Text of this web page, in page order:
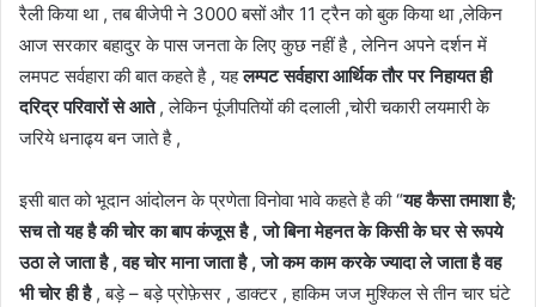
रैली किया था , तब बीजेपी ने 3000 बसों और 11 ट्रैन को बुक किया था ,लेकिन
आज सरकार बहादुर के पास जनता के लिए कुछ नहीं है , लेनिन अपने दर्शन में
लमपट सर्वहारा की बात कहते है , यहलम्पट सर्वहारा आर्थिक तौर पर निहायत ही
दरिद्र परिवारों से आते, लेकिन पूंजीपतियों की दलाली ,चोरी चकारी लयमारी के
जरिये धनाढ्य बन जाते है ,
इसी बात को भूदान आंदोलन के प्रणेता विनोवा भावे कहते है की “यह कैसा तमाशा है;
सच तो यह है की चोर का बाप कंजूस है , जो बिना मेहनत के किसी के घर से रूपये
उठा ले जाता है , वह चोर माना जाता है , जो कम काम करके ज्यादा ले जाता है वह
भी चोर ही है, बड़े – बड़े प्रोफ़ेसर , डाक्टर , हाकिम जज मुश्किल से तीन चार घंटे